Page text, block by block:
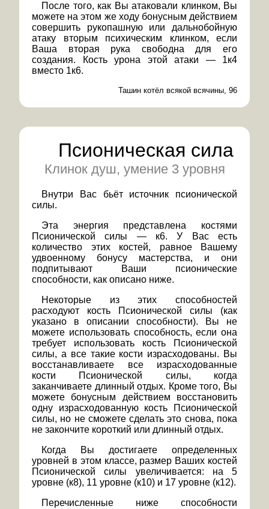
После того, как Вы атаковали клинком, Вы
можете на этом же ходу бонусным действием
совершить рукопашную или дальнобойную
атаку вторым психическим клинком, если
Ваша вторая рука свободна для его
создания. Кость урона этой атаки — 1к4
вместо 1к6.
Ташин котёл всякой всячины, 96
Псионическая сила
Клинок душ, умение 3 уровня
Внутри Вас бьёт источник псионической
силы.
Эта энергия представлена костями
Псионической силы — к6. У Вас есть
количество этих костей, равное Вашему
удвоенному бонусу мастерства, и они
подпитывают Ваши псионические
способности, как описано ниже.
Некоторые из этих способностей
расходуют кость Псионической силы (как
указано в описании способности). Вы не
можете использовать способность, если она
требует использовать кость Псионической
силы, а все такие кости израсходованы. Вы
восстанавливаете все израсходованные
кости Псионической силы, когда
заканчиваете длинный отдых. Кроме того, Вы
можете бонусным действием восстановить
одну израсходованную кость Псионической
силы, но не сможете сделать это снова, пока
не закончите короткий или длинный отдых.
Когда Вы достигаете определенных
уровней в этом классе, размер Ваших костей
Псионической силы увеличивается: на 5
уровне (к8), 11 уровне (к10) и 17 уровне (к12).
Перечисленные ниже способности